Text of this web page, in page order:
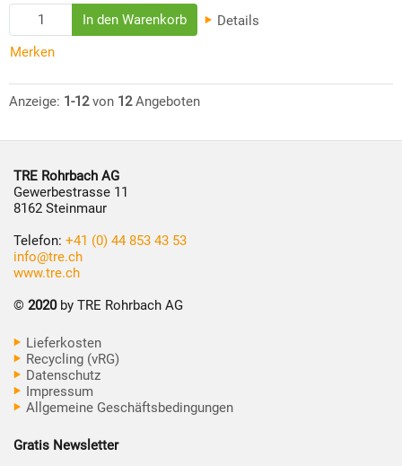
Details
Merken
Anzeige: 1-12von 12Angeboten
TRE Rohrbach AG
Gewerbestrasse 11
8162 Steinmaur
Telefon: +41 (0) 44 853 43 53
info@tre.ch
www.tre.ch
© 2020by TRE Rohrbach AG
Lieferkosten
Recycling (vRG)
Datenschutz
Impressum
Allgemeine Geschäftsbedingungen
Gratis Newsletter